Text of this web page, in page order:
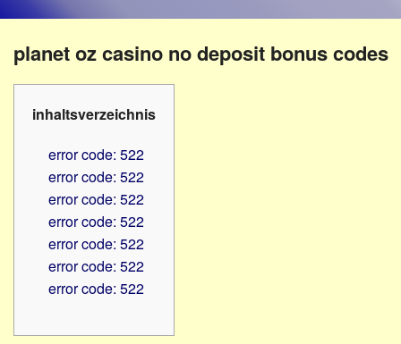
–
Beruf
Hilfsmittel
-
PC
Hörbüchereien
Reha-
Lehrer
Verbände
planet oz casino no deposit bonus codes
inhaltsverzeichnis
error code: 522
error code: 522
error code: 522
error code: 522
error code: 522
error code: 522
error code: 522